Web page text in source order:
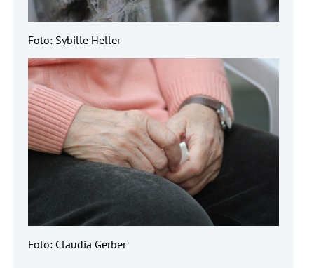
Foto: Sybille Heller
Foto: Claudia Gerber